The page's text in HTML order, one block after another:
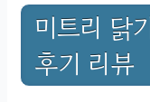
미트리 닭
후기 리뷰